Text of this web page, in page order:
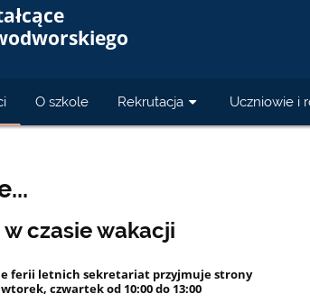
O szkole Rekrutacja Uczniowie i
czasie wakacji
ferii letnich sekretariat przyjmuje strony
wtorek, czwartek od 10:00 do 13:00